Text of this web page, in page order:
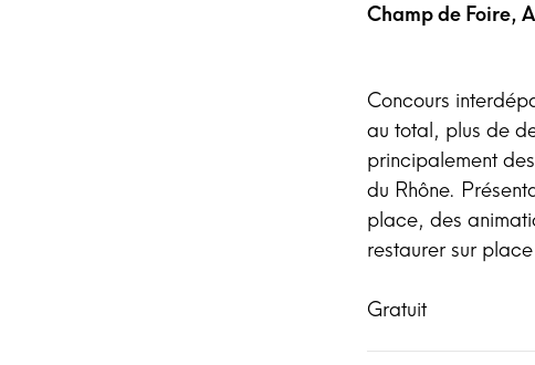
Champ de Foire,
Concours
au total, plus de
principalement
du Rhône.
place, des
restaurer sur
Gratuit